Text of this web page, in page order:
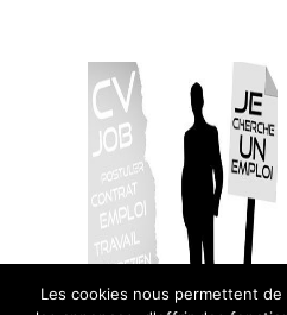
Les cookies nous permettent